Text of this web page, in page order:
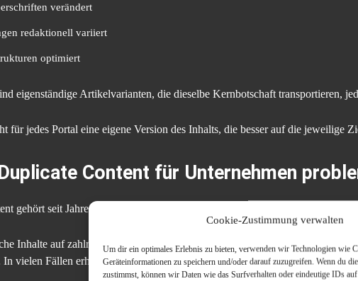
Cookie-Zustimmung verwalten
Um dir ein optimales Erlebnis zu bieten, verwenden wir Technologien wie
Geräteinformationen zu speichern und/oder darauf zuzugreifen. Wenn du
zustimmst, können wir Daten wie das Surfverhalten oder eindeutige IDs
verändert
redaktionell variiert
optimiert
eigenständige Artikelvarianten, die dieselbe Kernbotschaft transportieren,
für jedes Portal eine eigene Version des Inhalts, die besser auf die jeweilige
Content für Unternehmen
gehört seit Jahren zu den meistdiskutierten Themen im Bereich
Inhalte auf zahlreichen Domains veröffentlicht, müssen Suchmaschinen
vielen Fällen erhalten einzelne Veröffentlichungen dadurch weniger